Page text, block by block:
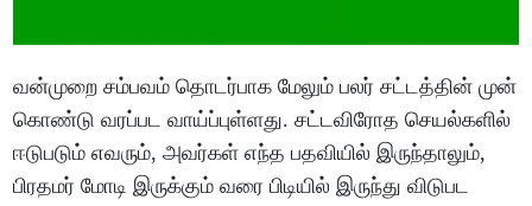
வன்முறை சம்பவம் தொடர்பாக மேலும் பலர் சட்டத்தின் முன்
கொண்டு வரப்பட வாய்ப்புள்ளது. சட்டவிரோத செயல்களில்
ஈடுபடும் எவரும், அவர்கள் எந்த பதவியில் இருந்தாலும்,
பிரதமர் மோடி இருக்கும் வரை பிடியில் இருந்து விடுபட